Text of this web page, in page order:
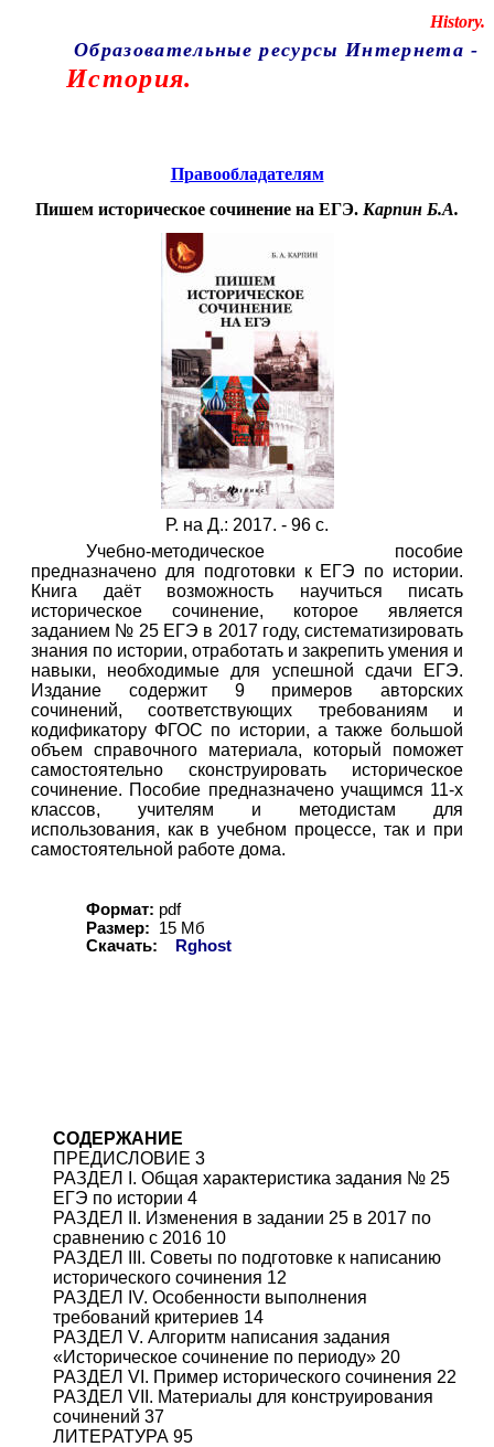
History.
Образовательные ресурсы Интернета -
История.
Правообладателям
Пишем историческое сочинение на ЕГЭ. Карпин Б.А.
Р. на Д.: 2017. - 96 с.
Учебно-методическое пособие
предназначено для подготовки к ЕГЭ по истории.
Книга даёт возможность научиться писать
историческое сочинение, которое является
заданием № 25 ЕГЭ в 2017 году, систематизировать
знания по истории, отработать и закрепить умения и
навыки, необходимые для успешной сдачи ЕГЭ.
Издание содержит 9 примеров авторских
сочинений, соответствующих требованиям и
кодификатору ФГОС по истории, а также большой
объем справочного материала, который поможет
самостоятельно сконструировать историческое
сочинение. Пособие предназначено учащимся 11-х
классов, учителям и методистам для
использования, как в учебном процессе, так и при
самостоятельной работе дома.
Формат: pdf
Размер:
15 Мб
Скачать:
Rghost
СОДЕРЖАНИЕ
ПРЕДИСЛОВИЕ 3
РАЗДЕЛ I. Общая характеристика задания № 25
ЕГЭ по истории 4
РАЗДЕЛ II. Изменения в задании 25 в 2017 по
сравнению с 2016 10
РАЗДЕЛ III. Советы по подготовке к написанию
исторического сочинения 12
РАЗДЕЛ IV. Особенности выполнения
требований критериев 14
РАЗДЕЛ V. Алгоритм написания задания
«Историческое сочинение по периоду» 20
РАЗДЕЛ VI. Пример исторического сочинения 22
РАЗДЕЛ VII. Материалы для конструирования
сочинений 37
ЛИТЕРАТУРА 95